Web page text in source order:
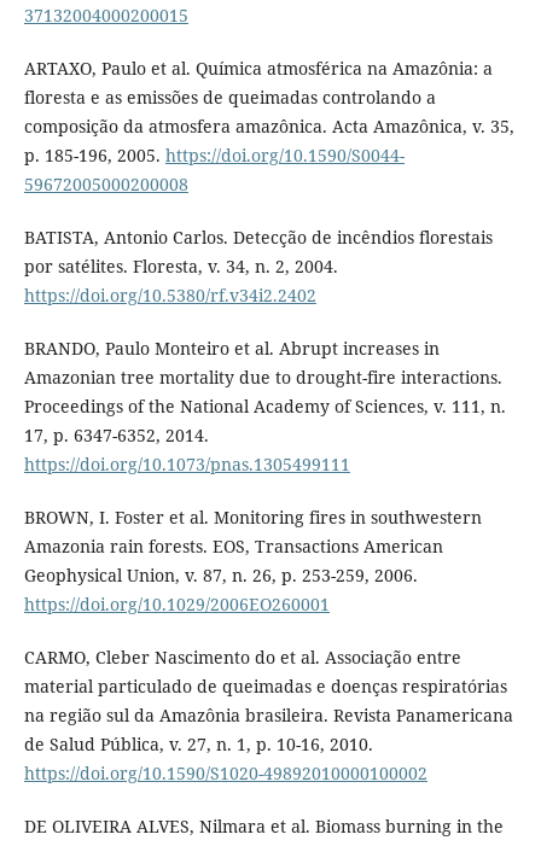
37132004000200015
ARTAXO, Paulo et al. Química atmosférica na Amazônia: a
floresta e as emissões de queimadas controlando a
composição da atmosfera amazônica. Acta Amazônica, v. 35,
p. 185-196, 2005. https://doi.org/10.1590/S0044-
59672005000200008
BATISTA, Antonio Carlos. Detecção de incêndios florestais
por satélites. Floresta, v. 34, n. 2, 2004.
https://doi.org/10.5380/rf.v34i2.2402
BRANDO, Paulo Monteiro et al. Abrupt increases in
Amazonian tree mortality due to drought-fire interactions.
Proceedings of the National Academy of Sciences, v. 111, n.
17, p. 6347-6352, 2014.
https://doi.org/10.1073/pnas.1305499111
BROWN, I. Foster et al. Monitoring fires in southwestern
Amazonia rain forests. EOS, Transactions American
Geophysical Union, v. 87, n. 26, p. 253-259, 2006.
https://doi.org/10.1029/2006EO260001
CARMO, Cleber Nascimento do et al. Associação entre
material particulado de queimadas e doenças respiratórias
na região sul da Amazônia brasileira. Revista Panamericana
de Salud Pública, v. 27, n. 1, p. 10-16, 2010.
https://doi.org/10.1590/S1020-49892010000100002
DE OLIVEIRA ALVES, Nilmara et al. Biomass burning in the